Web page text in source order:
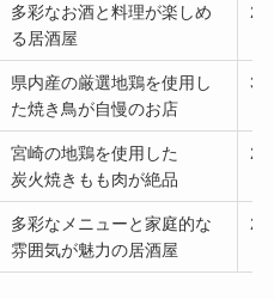
多彩なお酒と料理が楽しめ
る居酒屋
県内産の厳選地鶏を使用し
た焼き鳥が自慢のお店
宮崎の地鶏を使用した
炭火焼きもも肉が絶品
多彩なメニューと家庭的な
雰囲気が魅力の居酒屋